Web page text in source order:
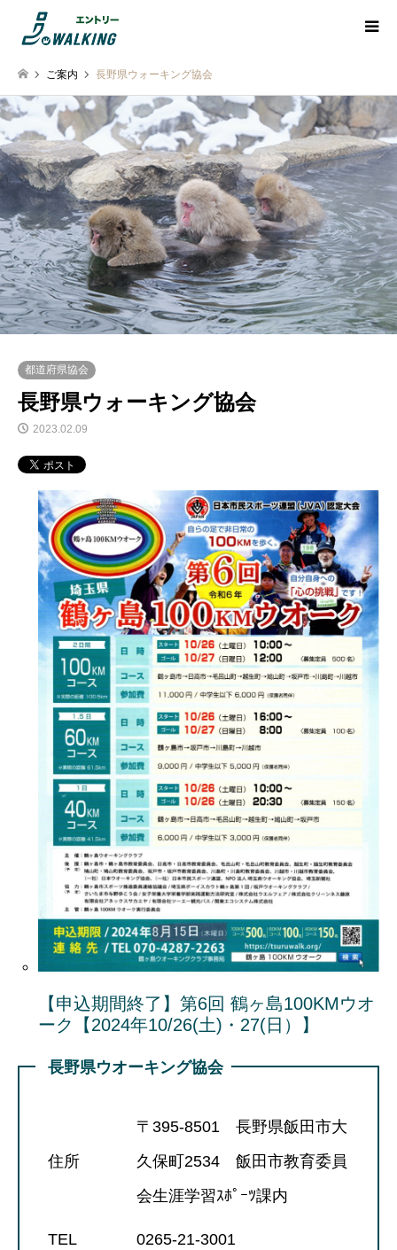
ご案内 長野県ウォーキング協会
都道府県協会
長野県ウォーキング協会
2023.02.09
【申込期間終了】第6回 鶴ヶ島100KMウオ
ーク【2024年10/26(土)・27(日）】
長野県ウオーキング協会
住所
〒395-8501 長野県飯田市大
久保町2534 飯田市教育委員
会生涯学習ｽﾎﾟｰﾂ課内
TEL 0265-21-3001